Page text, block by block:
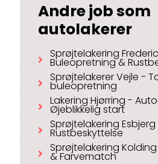
Andre job som
autolakerer
Sprøjtelakering
Buleopretning &
Sprøjtelakerer Vejle -
buleopretning
Lakering Hjørring -
Øjeblikkelig start
Sprøjtelakering
Rustbeskyttelse
Sprøjtelakering
& Farvematch